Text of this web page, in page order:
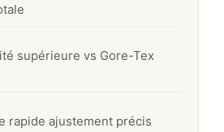
supérieure vs Gore-Tex
rapide ajustement précis